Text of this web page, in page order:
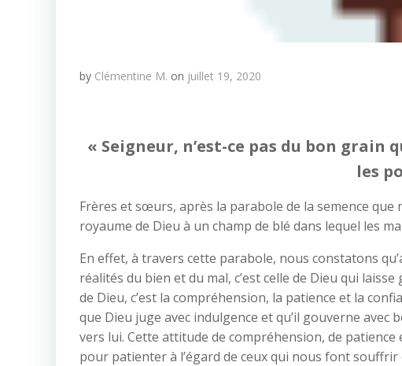
by Clémentine M. on juillet 19, 2020
« Seigneur, n’est-ce pas du bon grain
les
Frères et sœurs, après la parabole de la semence que
royaume de Dieu à un champ de blé dans lequel les
En effet, à travers cette parabole, nous constatons
réalités du bien et du mal, c’est celle de Dieu qui
de Dieu, c’est la compréhension, la patience et la
que Dieu juge avec indulgence et qu’il gouverne
vers lui. Cette attitude de compréhension, de
pour patienter à l’égard de ceux qui nous font